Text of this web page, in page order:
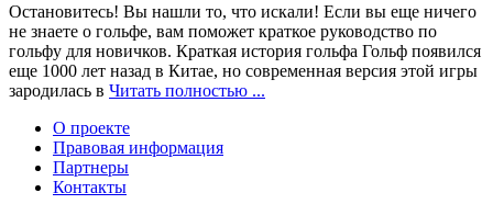
Остановитесь! Вы нашли то, что искали! Если вы еще ничего
не знаете о гольфе, вам поможет краткое руководство по
гольфу для новичков. Краткая история гольфа Гольф появился
еще 1000 лет назад в Китае, но современная версия этой игры
зародилась в Читать полностью ...
О проекте
Правовая информация
Партнеры
Контакты